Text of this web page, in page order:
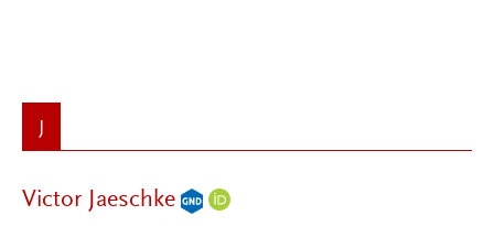
J
Victor Jaeschke